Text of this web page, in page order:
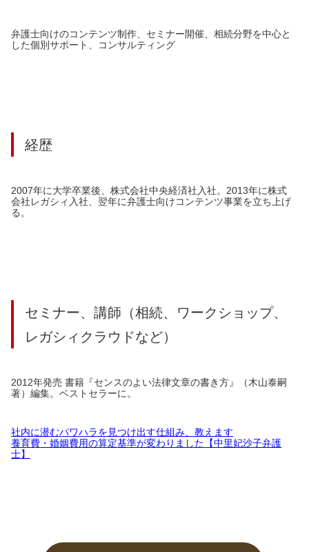
弁護士向けのコンテンツ制作、セミナー開催、相続分野を中心と
した個別サポート、コンサルティング
経歴
2007年に大学卒業後、株式会社中央経済社入社。2013年に株式
会社レガシィ入社、翌年に弁護士向けコンテンツ事業を立ち上げ
る。
セミナー、講師（相続、ワークショップ、
レガシィクラウドなど）
2012年発売 書籍『センスのよい法律文章の書き方』（木山泰嗣
著）編集。ベストセラーに。
社内に潜むパワハラを見つけ出す仕組み、教えます
養育費・婚姻費用の算定基準が変わりました【中里妃沙子弁護
士】